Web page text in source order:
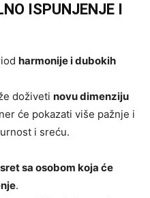
ISPUNJENJE I
harmonije i dubokih
doživeti novu dimenziju
će pokazati više pažnje i
i sreću.
sa osobom koja će
.